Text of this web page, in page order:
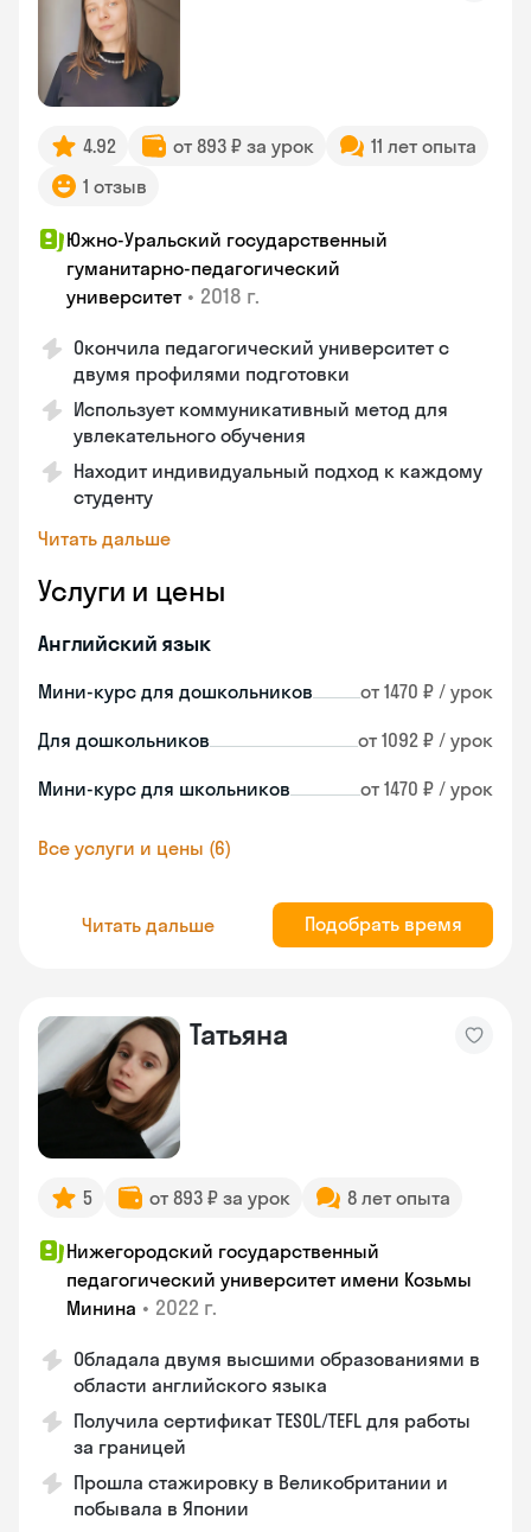
4.92 от 893 ₽ за урок
11 лет опыта
1 отзыв
Южно-Уральский государственный
гуманитарно-педагогический
университет • 2018 г.
Окончила педагогический университет с
двумя профилями подготовки
Использует коммуникативный метод для
увлекательного обучения
Находит индивидуальный подход к каждому
студенту
Читать дальше
Услуги и цены
Английский язык
Мини-курс для дошкольников от 1470 ₽ / урок
Для дошкольников от 1092 ₽ / урок
Мини-курс для школьников от 1470 ₽ / урок
Все услуги и цены (6)
Читать дальше Подобрать время
Татьяна
5 от 893 ₽ за урок 8 лет опыта
Нижегородский государственный
педагогический университет имени Козьмы
Минина • 2022 г.
Обладала двумя высшими образованиями в
области английского языка
Получила сертификат TESOL/TEFL для работы
за границей
Прошла стажировку в Великобритании и
побывала в Японии